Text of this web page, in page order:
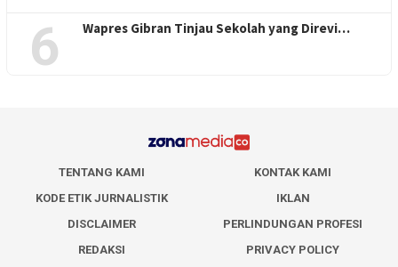
6 Wapres Gibran Tinjau Sekolah yang Direvi…
TENTANG KAMI
KONTAK KAMI
KODE ETIK JURNALISTIK
IKLAN
DISCLAIMER
PERLINDUNGAN PROFESI
REDAKSI
PRIVACY POLICY